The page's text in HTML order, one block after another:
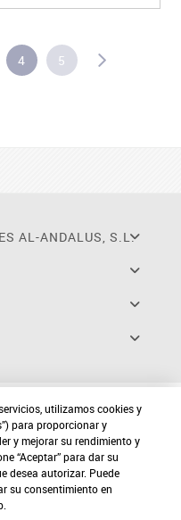
4 5
AL-ANDALUS, S.L.
utilizamos cookies y
para proporcionar y
y mejorar su rendimiento y
“Aceptar” para dar su
desea autorizar. Puede
su consentimiento en